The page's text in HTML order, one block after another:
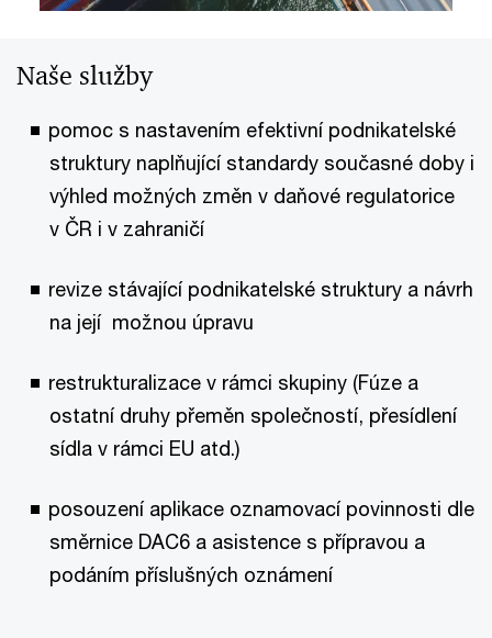
Naše služby
pomoc s nastavením efektivní podnikatelské
struktury naplňující standardy současné doby i
výhled možných změn v daňové regulatorice
v ČR i v zahraničí
revize stávající podnikatelské struktury a návrh
na její možnou úpravu
restrukturalizace v rámci skupiny (Fúze a
ostatní druhy přeměn společností, přesídlení
sídla v rámci EU atd.)
posouzení aplikace oznamovací povinnosti dle
směrnice DAC6 a asistence s přípravou a
podáním příslušných oznámení